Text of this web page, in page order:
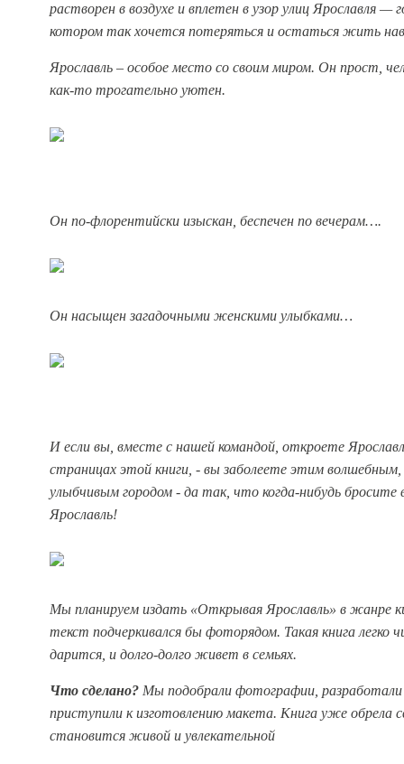
растворен в воздухе и вплетен в узор улиц Ярославля —
котором так хочется потеряться и остаться жить
Ярославль – особое место со своим миром. Он прост,
как-то трогательно уютен.
Он по-флорентийски изыскан, беспечен по вечерам….
Он насыщен загадочными женскими улыбками…
И если вы, вместе с нашей командой, откроете
страницах этой книги, - вы заболеете этим волшебным,
улыбчивым городом - да так, что когда-нибудь бросите
Ярославль!
Мы планируем издать «Открывая Ярославль» в жанре
текст подчеркивался бы фоторядом. Такая книга легко
дарится, и долго-долго живет в семьях.
Что сделано? Мы подобрали фотографии, разработали
приступили к изготовлению макета. Книга уже обрела
становится живой и увлекательной